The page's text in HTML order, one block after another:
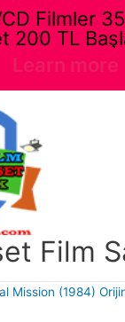
Film
Filmler
200 TL
Learn more